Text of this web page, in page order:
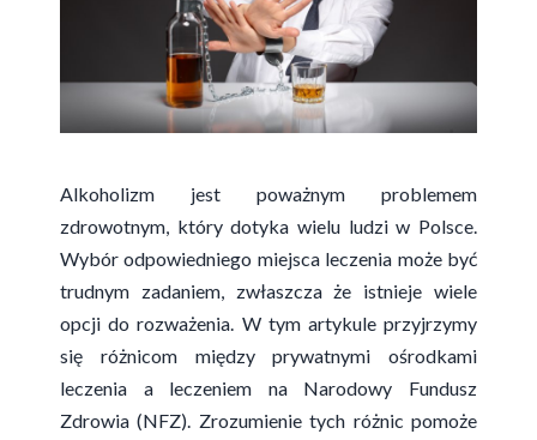
Alkoholizm jest poważnym problemem
zdrowotnym, który dotyka wielu ludzi w Polsce.
Wybór odpowiedniego miejsca leczenia może być
trudnym zadaniem, zwłaszcza że istnieje wiele
opcji do rozważenia. W tym artykule przyjrzymy
się różnicom między prywatnymi ośrodkami
leczenia a leczeniem na Narodowy Fundusz
Zdrowia (NFZ). Zrozumienie tych różnic pomoże